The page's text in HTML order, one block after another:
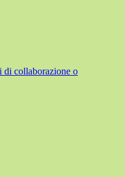
collaborazione o